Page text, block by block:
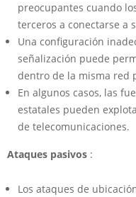
preocupantes cuando
terceros a conectarse a
Una configuración
señalización puede
dentro de la misma red
En algunos casos, las
estatales pueden
de telecomunicaciones.
Ataques pasivos :
Los ataques de